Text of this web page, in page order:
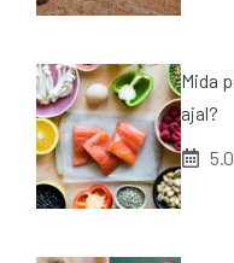
Mida
ajal?